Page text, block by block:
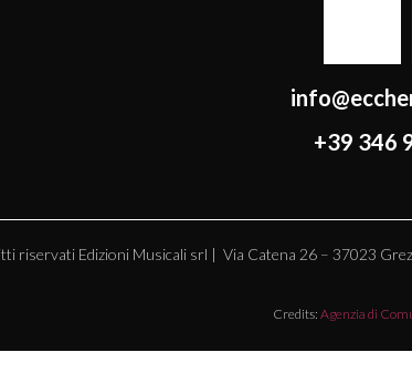
+39 346
riservati Edizioni Musicali srl | Via Catena 26 – 37023
Credits: Agenzia di